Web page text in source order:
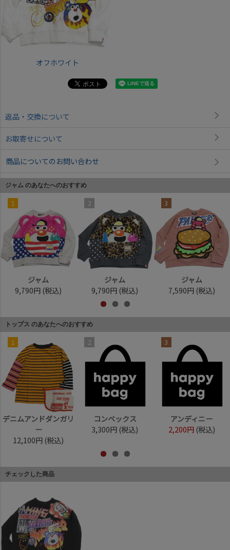
オフホワイト
返品・交換について
お取寄せについて
商品についてのお問い合わせ
ジャム のあなたへのおすすめ
1
ジャム
9,790円 (税込)
2
ジャム
9,790円 (税込)
3
ジャム
7,590円 (税込)
トップス のあなたへのおすすめ
1
デニムアンドダンガリ
ー
12,100円 (税込)
2
コンベックス
3,300円 (税込)
3
アンディニー
2,200円 (税込)
チェックした商品